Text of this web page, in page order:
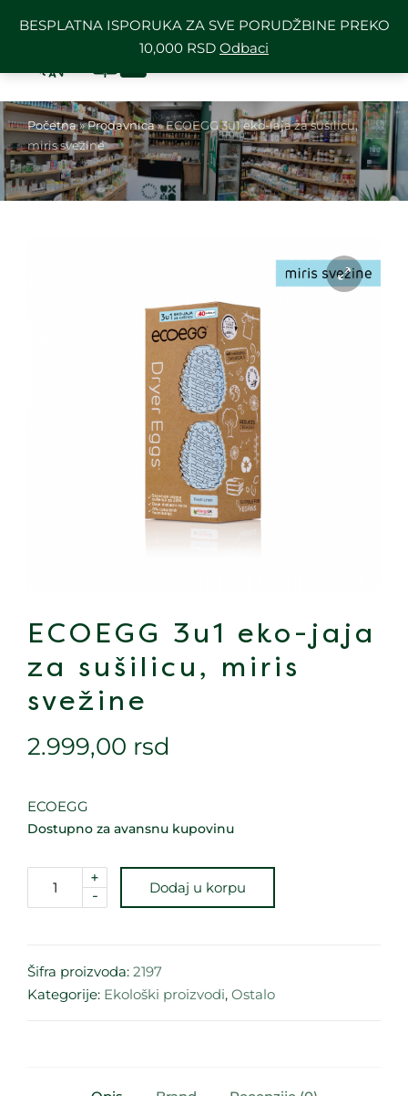
BESPLATNA ISPORUKA ZA SVE PORUDŽBINE PREKO
10,000 RSD Odbaci
Početna»Prodavnica»ECOEGG 3u1 eko-jaja za sušilicu,
miris svežine
ECOEGG 3u1 eko-jaja
za sušilicu, miris
svežine
2.999,00 rsd
ECOEGG
Dostupno za avansnu kupovinu
-
+
Dodaj u korpu
Šifra proizvoda: 2197
Kategorije: Ekološki proizvodi, Ostalo